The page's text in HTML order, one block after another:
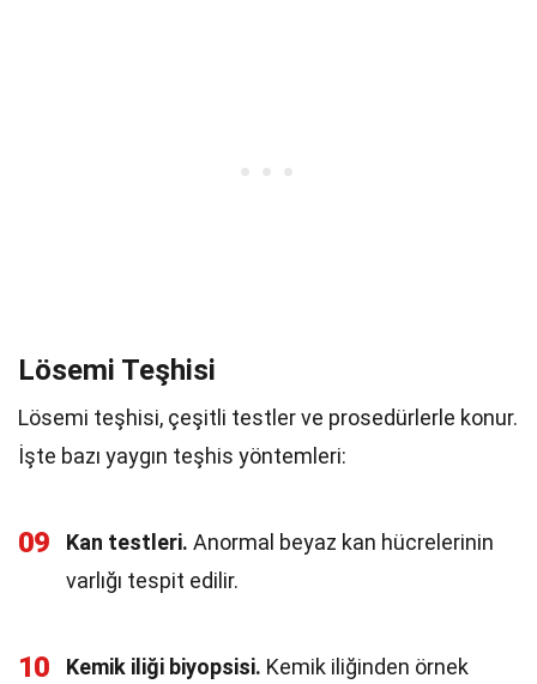
Lösemi Teşhisi
Lösemi teşhisi, çeşitli testler ve prosedürlerle konur.
İşte bazı yaygın teşhis yöntemleri:
09 Kan testleri. Anormal beyaz kan hücrelerinin
varlığı tespit edilir.
10 Kemik iliği biyopsisi. Kemik iliğinden örnek